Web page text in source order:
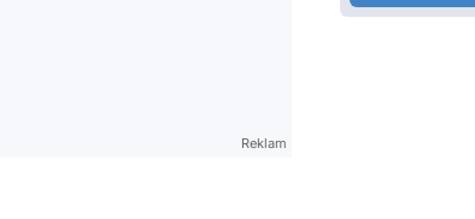
Reklam